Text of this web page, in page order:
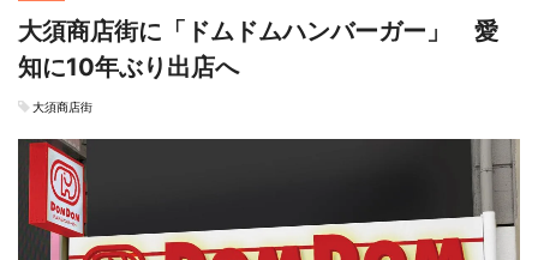
大須商店街に「ドムドムハンバーガー」 愛
知に10年ぶり出店へ
大須商店街